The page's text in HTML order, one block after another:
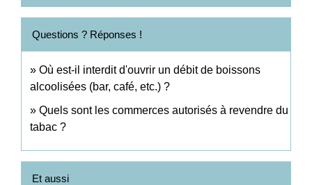
Questions ? Réponses !
Où est-il interdit d'ouvrir un débit de boissons
alcoolisées (bar, café, etc.) ?
Quels sont les commerces autorisés à revendre du
tabac ?
Et aussi